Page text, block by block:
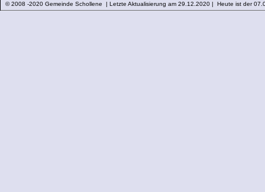
© 2008 -2020 Gemeinde Schollene | Letzte Aktualisierung am 29.12.2020 | Heute ist der